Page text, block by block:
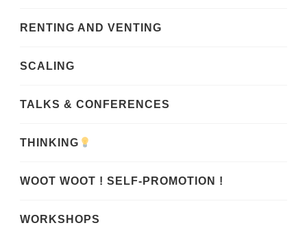
RENTING AND VENTING
SCALING
TALKS & CONFERENCES
THINKING
WOOT WOOT ! SELF-PROMOTION !
WORKSHOPS